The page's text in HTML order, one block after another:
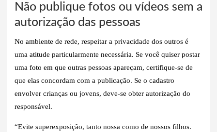
Não publique fotos ou vídeos sem a
autorização das pessoas
No ambiente de rede, respeitar a privacidade dos outros é
uma atitude particularmente necessária. Se você quiser postar
uma foto em que outras pessoas apareçam, certifique-se de
que elas concordam com a publicação. Se o cadastro
envolver crianças ou jovens, deve-se obter autorização do
responsável.
“Evite superexposição, tanto nossa como de nossos filhos.